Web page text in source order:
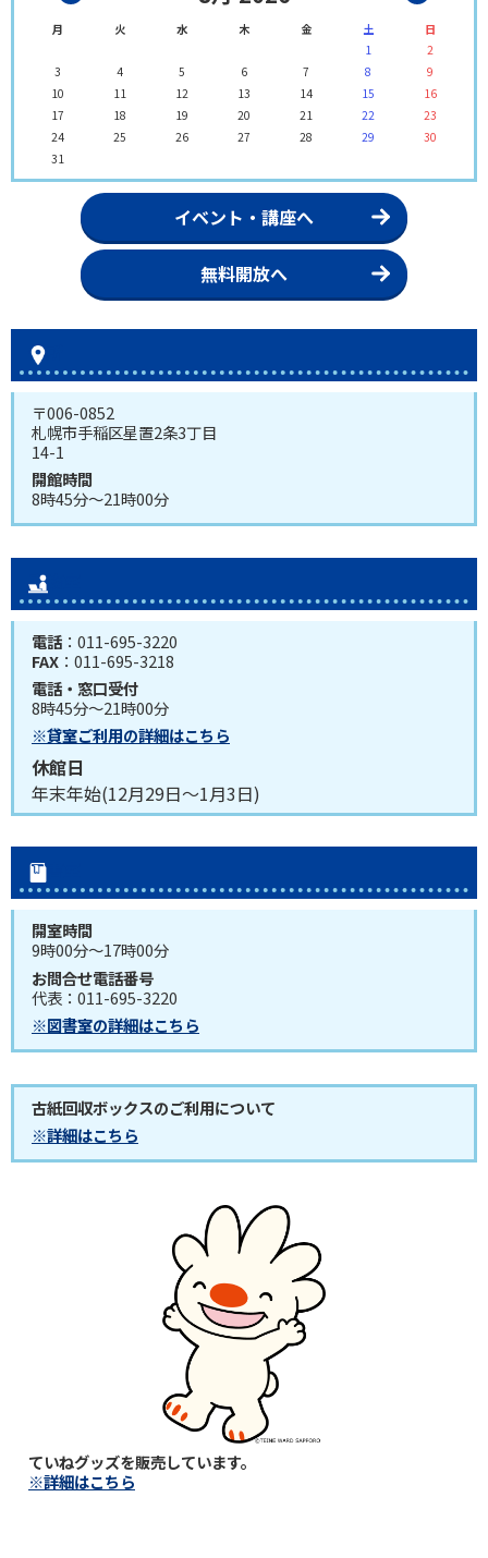
月 火 水 木 金 土
日
1
2
3
4 5 6 7 8
9
10
11 12 13 14 15
16
17
18 19 20 21 22
23
24
25 26 27 28 29
30
31
イベント・講座へ
無料開放へ
住所
〒006-0852
札幌市手稲区星置2条3丁目
14-1
開館時間
8時45分～21時00分
事務室
電話 ：011-695-3220
FAX ：011-695-3218
電話・窓口受付
8時45分～21時00分
※貸室ご利用の詳細はこちら
休館日
年末年始(12月29日～1月3日)
図書室
開室時間
9時00分～17時00分
お問合せ電話番号
代表：011-695-3220
※図書室の詳細はこちら
古紙回収ボックスのご利用について
※詳細はこちら
ていねグッズを販売しています。
※詳細はこちら